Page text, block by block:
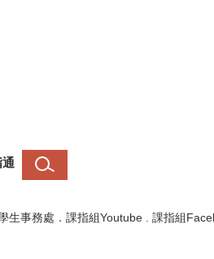
生事務處 ． 課指組Youtube 課指組